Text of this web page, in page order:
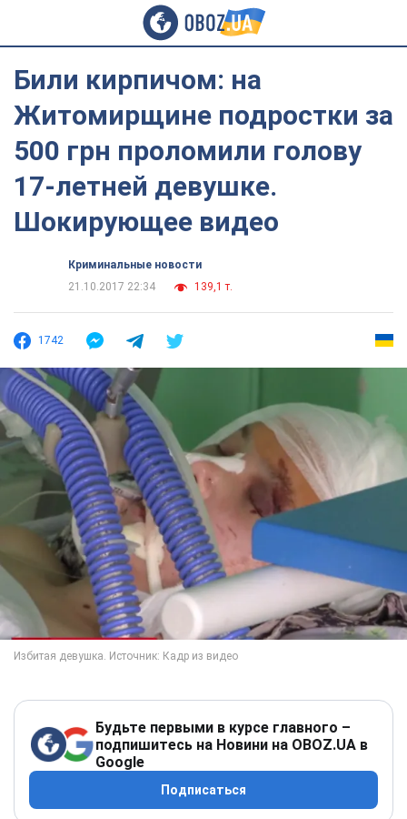
Били кирпичом: на
Житомирщине подростки за
500 грн проломили голову
17-летней девушке.
Шокирующее видео
Криминальные новости
21.10.2017 22:34
139,1 т.
1742
Будьте первыми в курсе главного –
подпишитесь на Новини на OBOZ.UA в
Google
Подписаться